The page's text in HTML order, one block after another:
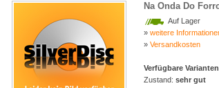
Na Onda Do
Auf Lager
» weitere
» Versandkosten
Verfügbare
Zustand: sehr gut